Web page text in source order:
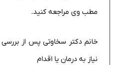
مطب وی مراجعه کنید.
خانم دکتر سخاوتی پس از
نیاز به درمان یا اقدام